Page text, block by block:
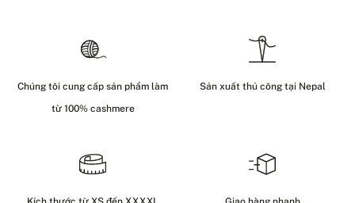
Chúng tôi cung cấp sản phẩm làm
từ 100% cashmere
Sản xuất thủ công tại Nepal